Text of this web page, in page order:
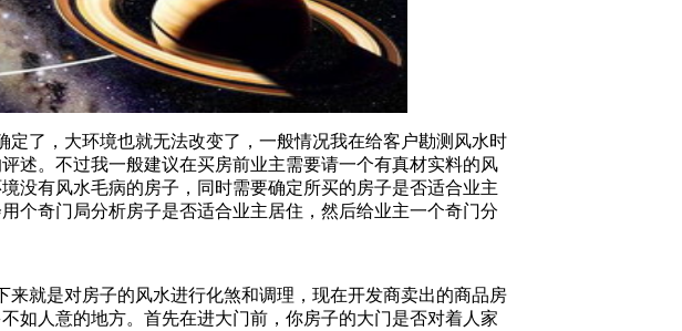
了，大环境也就无法改变了，一般情况我在给客户勘测风水时
述。不过我一般建议在买房前业主需要请一个有真材实料的风
没有风水毛病的房子，同时需要确定所买的房子是否适合业主
个奇门局分析房子是否适合业主居住，然后给业主一个奇门分
就是对房子的风水进行化煞和调理，现在开发商卖出的商品房
如人意的地方。首先在进大门前，你房子的大门是否对着人家